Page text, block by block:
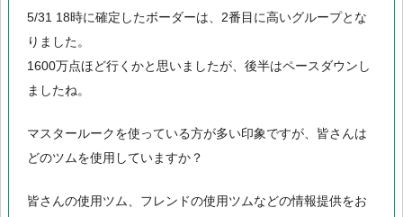
5/31 18時に確定したボーダーは、2番目に高いグループとな
りました。
1600万点ほど行くかと思いましたが、後半はペースダウンし
ましたね。
マスタールークを使っている方が多い印象ですが、皆さんは
どのツムを使用していますか？
皆さんの使用ツム、フレンドの使用ツムなどの情報提供をお